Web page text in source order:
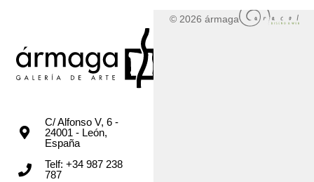
C/ Alfonso V, 6 -
24001 - León,
España
Telf: +34 987 238
787
© 2026 ármaga